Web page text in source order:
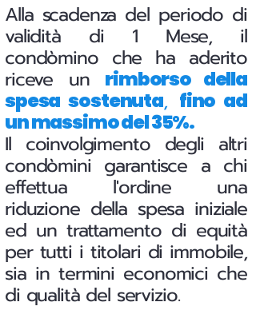
Alla scadenza del periodo di
validità di 1 Mese, il
condòmino che ha aderito
riceve un rimborso della
spesa sostenuta, fino ad
un massimo del 35%.
Il coinvolgimento degli altri
condòmini garantisce a chi
effettua l'ordine una
riduzione della spesa iniziale
ed un trattamento di equità
per tutti i titolari di immobile,
sia in termini economici che
di qualità del servizio.